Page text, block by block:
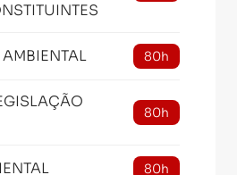
80h
80h
80h